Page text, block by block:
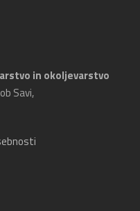
in okoljevarstvo
Savi,